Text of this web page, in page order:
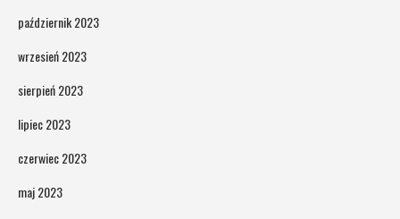
październik 2023
wrzesień 2023
sierpień 2023
lipiec 2023
czerwiec 2023
maj 2023